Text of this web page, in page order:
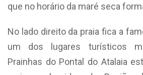
que no horário da maré seca
No lado direito da praia fica a
um dos lugares turísticos
Prainhas do Pontal do Atalaia